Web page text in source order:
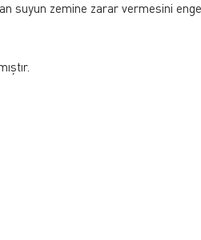
zemine zarar vermesini